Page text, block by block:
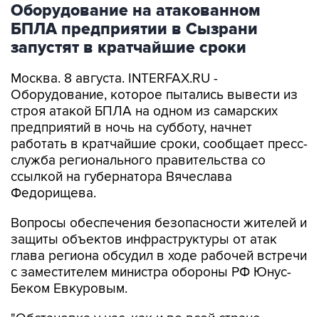
Оборудование на атакованном
БПЛА предприятии в Сызрани
запустят в кратчайшие сроки
Москва. 8 августа. INTERFAX.RU -
Оборудование, которое пытались вывести из
строя атакой БПЛА на одном из самарских
предприятий в ночь на субботу, начнет
работать в кратчайшие сроки, сообщает пресс-
служба регионального правительства со
ссылкой на губернатора Вячеслава
Федорищева.
Вопросы обеспечения безопасности жителей и
защиты объектов инфраструктуры от атак
глава региона обсудил в ходе рабочей встречи
с заместителем министра обороны РФ Юнус-
Беком Евкуровым.